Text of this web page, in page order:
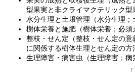
型果実と非クライマクテリック
水分生理と土壌管理（水分生理
樹体栄養と施肥（樹体栄養；必
整枝・せん定（整枝・せん定の
に関係する樹体生理とせん定の
生理障害・病害虫（生理障害；